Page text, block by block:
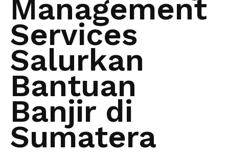
Management
Services
Salurkan
Bantuan
Banjir di
Sumatera